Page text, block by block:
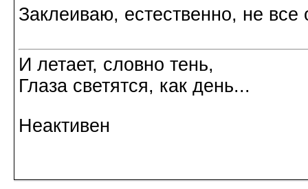
Заклеиваю, естественно, не
И летает, словно тень,
Глаза светятся, как день...
Неактивен